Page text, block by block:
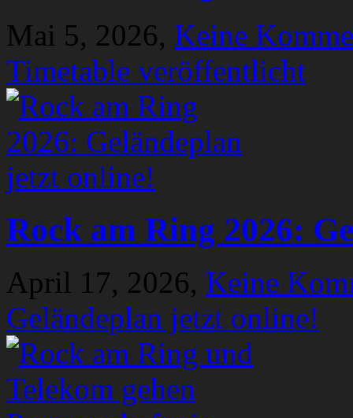
Mai 5, 2026, Keine
Timetable veröffentlicht
Rock am Ring 2026:
April 17, 2026, Keine
Geländeplan jetzt online!